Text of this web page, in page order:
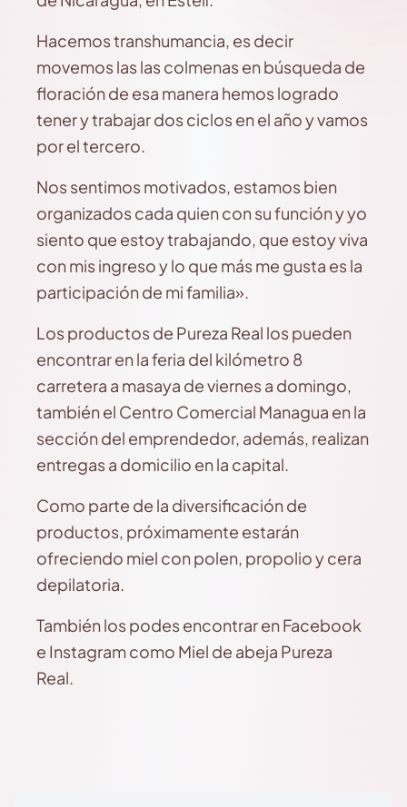
Hacemos transhumancia, es decir
movemos las las colmenas en búsqueda de
floración de esa manera hemos logrado
tener y trabajar dos ciclos en el año y vamos
por el tercero.
Nos sentimos motivados, estamos bien
organizados cada quien con su función y yo
siento que estoy trabajando, que estoy viva
con mis ingreso y lo que más me gusta es la
participación de mi familia».
Los productos de Pureza Real los pueden
encontrar en la feria del kilómetro 8
carretera a masaya de viernes a domingo,
también el Centro Comercial Managua en la
sección del emprendedor, además, realizan
entregas a domicilio en la capital.
Como parte de la diversificación de
productos, próximamente estarán
ofreciendo miel con polen, propolio y cera
depilatoria.
También los podes encontrar en Facebook
e Instagram como Miel de abeja Pureza
Real.